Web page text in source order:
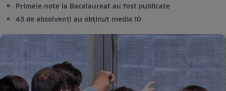
Primele note la Bacalaureat au fost publicate
45 de absolvenți au obținut media 10